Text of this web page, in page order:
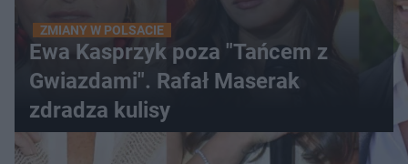
ZMIANY W POLSACIE
Ewa Kasprzyk poza "Tańcem z
Gwiazdami". Rafał Maserak
zdradza kulisy